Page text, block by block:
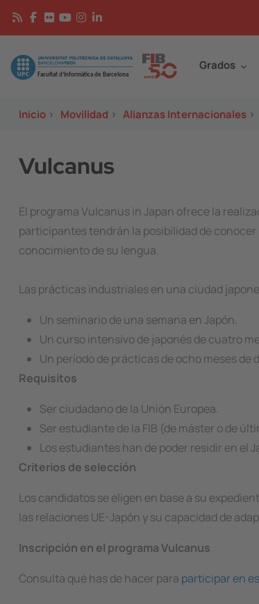
Pasar al contenido principal
Image Grados
Inicio > Movilidad > Alianzas Internacionales >
Vulcanus
El programaVulcanus in Japan ofrece la
participantes tendrán la posibilidad de
conocimiento de su lengua.
Las prácticas industriales en una ciudad
Un seminario de una semana en Japón.
Un curso intensivo de japonés de cuatro
Un período de prácticas de ocho meses
Requisitos
Ser ciudadano de la Unión Europea.
Ser estudiante de la FIB (de máster o de
Los estudiantes han de poder residir en el
Criterios de selección
Los candidatos se eligen en base a su
las relaciones UE-Japón y su capacidad de
Inscripción en el programa Vulcanus
Consulta qué has de hacer para participar en